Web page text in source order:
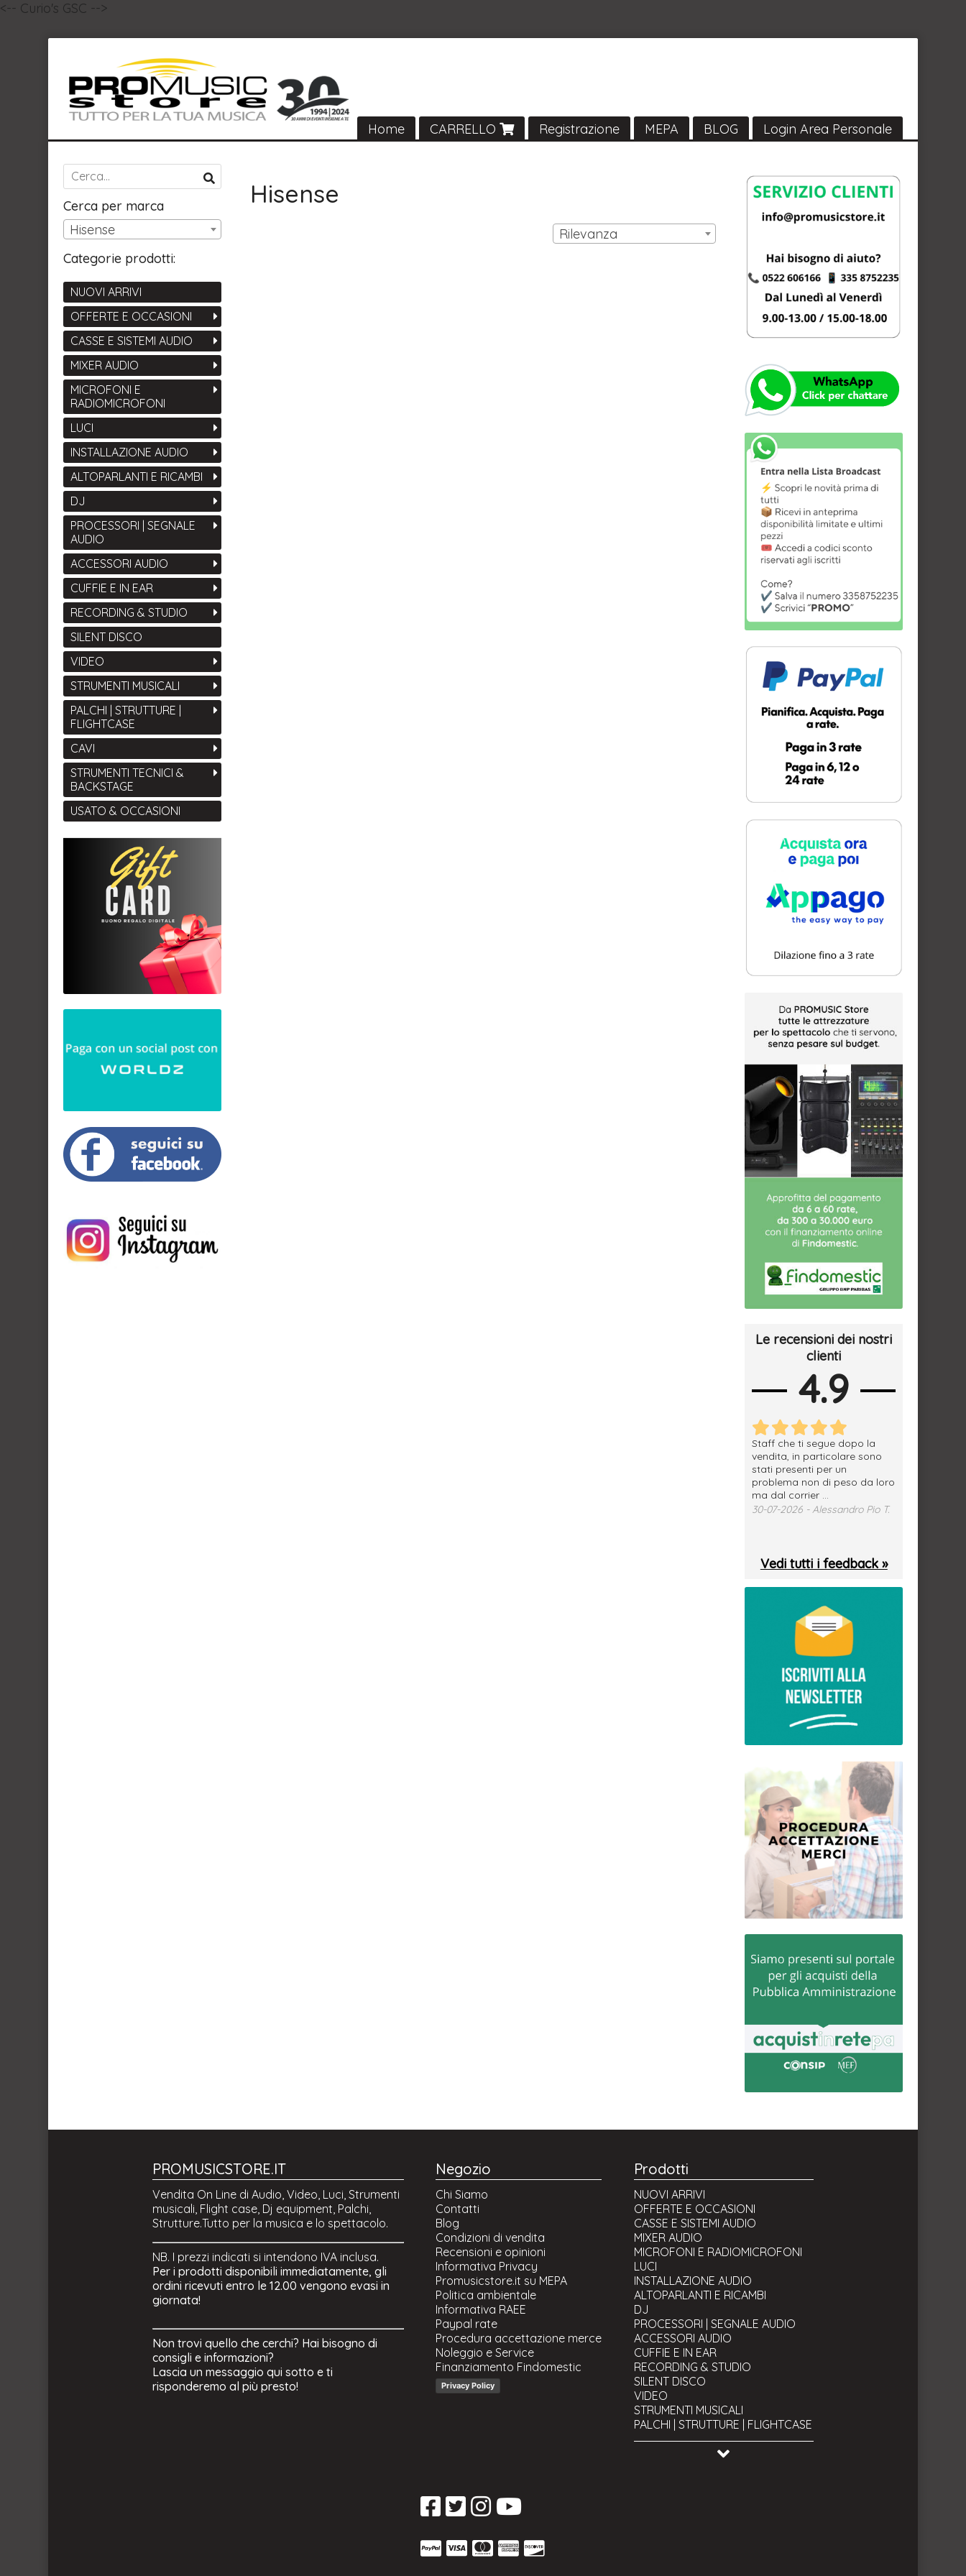
<-- Curio's GSC -->
Home CARRELLO Registrazione MEPA BLOG Login Area Personale
Hisense
Rilevanza
Cerca per marca
Hisense
Categorie prodotti:
NUOVI ARRIVI
OFFERTE E OCCASIONI
CASSE E SISTEMI AUDIO
MIXER AUDIO
MICROFONI E
RADIOMICROFONI
LUCI
INSTALLAZIONE AUDIO
ALTOPARLANTI E RICAMBI
DJ
PROCESSORI | SEGNALE
AUDIO
ACCESSORI AUDIO
CUFFIE E IN EAR
RECORDING & STUDIO
SILENT DISCO
VIDEO
STRUMENTI MUSICALI
PALCHI | STRUTTURE |
FLIGHTCASE
CAVI
STRUMENTI TECNICI &
BACKSTAGE
USATO & OCCASIONI
Le recensioni dei nostri
clienti
4.9
Staff che ti segue dopo la
vendita, in particolare sono
stati presenti per un
problema non di peso da loro
ma dal corrier ...
30-07-2026 - Alessandro Pio T.
Vedi tutti i feedback »
PROMUSICSTORE.IT
Vendita On Line di Audio, Video, Luci, Strumenti
musicali, Flight case, Dj equipment, Palchi,
Strutture.Tutto per la musica e lo spettacolo.
NB. I prezzi indicati si intendono IVA inclusa.
Per i prodotti disponibili immediatamente, gli
ordini ricevuti entro le 12.00 vengono evasi in
giornata!
Non trovi quello che cerchi? Hai bisogno di
consigli e informazioni?
Lascia un messaggio qui sotto e ti
risponderemo al più presto!
Negozio
Chi Siamo
Contatti
Blog
Condizioni di vendita
Recensioni e opinioni
Informativa Privacy
Promusicstore.it su MEPA
Politica ambientale
Informativa RAEE
Paypal rate
Procedura accettazione merce
Noleggio e Service
Finanziamento Findomestic
Privacy Policy
Prodotti
NUOVI ARRIVI
OFFERTE E OCCASIONI
CASSE E SISTEMI AUDIO
MIXER AUDIO
MICROFONI E RADIOMICROFONI
LUCI
INSTALLAZIONE AUDIO
ALTOPARLANTI E RICAMBI
DJ
PROCESSORI | SEGNALE AUDIO
ACCESSORI AUDIO
CUFFIE E IN EAR
RECORDING & STUDIO
SILENT DISCO
VIDEO
STRUMENTI MUSICALI
PALCHI | STRUTTURE | FLIGHTCASE
CAVI
STRUMENTI TECNICI & BACKSTAGE